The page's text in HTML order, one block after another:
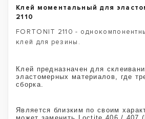
Клей моментальный для
2110
FORTONIT 2110 -
клей для резины.
Клей предназначен для
эластомерных материалов, где
сборка.
Является близким по своим